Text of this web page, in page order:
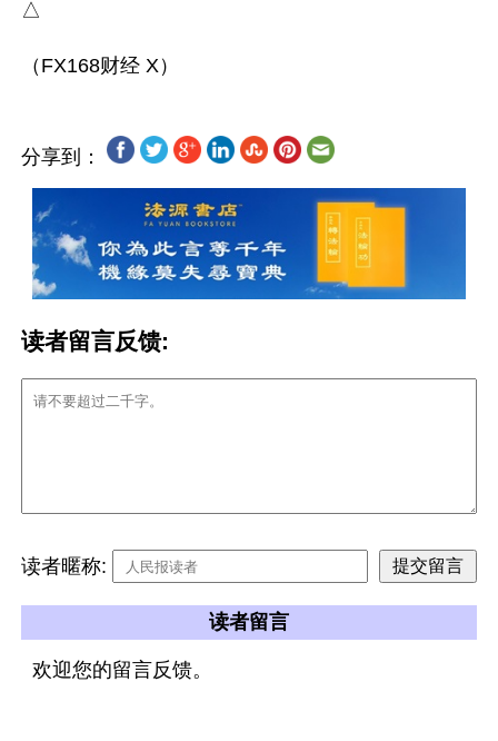
△
分享到：
读者留言反馈:
读者暱称:
读者留言
欢迎您的留言反馈。